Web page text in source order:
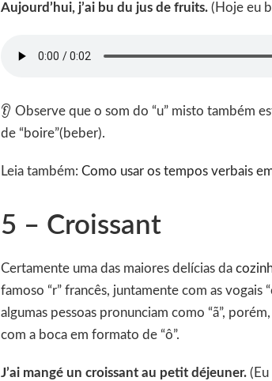
Aujourd’hui, j’ai bu du jus de fruits. (Hoje eu
👂 Observe que o som do “u” misto também
de “boire”(beber).
Leia também: Como usar os tempos verbais
5 – Croissant
Certamente uma das maiores delícias da
famoso “r” francês, juntamente com as vogais
algumas pessoas pronunciam como “ã”,
com a boca em formato de “ô”.
J’ai mangé un croissant au petit déjeuner. (Eu